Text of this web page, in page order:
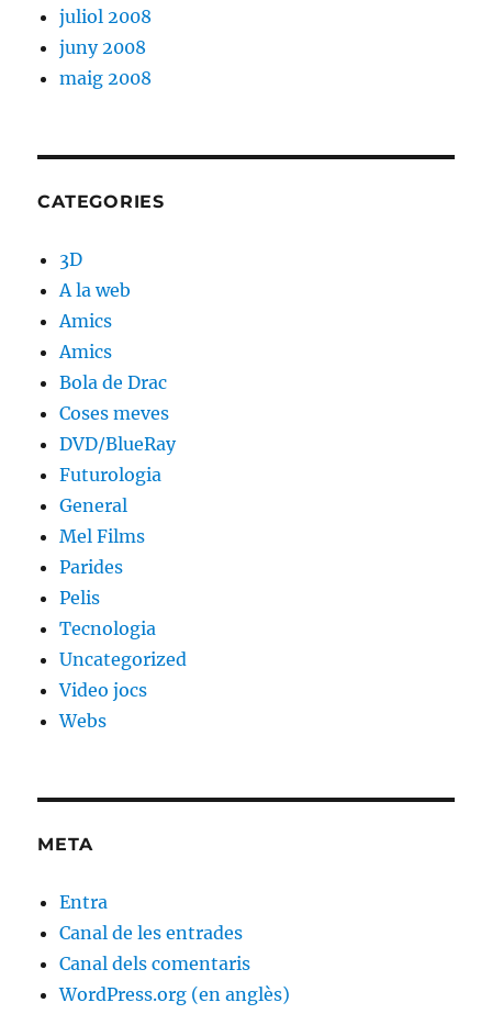
juliol 2008
juny 2008
maig 2008
CATEGORIES
3D
A la web
Amics
Amics
Bola de Drac
Coses meves
DVD/BlueRay
Futurologia
General
Mel Films
Parides
Pelis
Tecnologia
Uncategorized
Video jocs
Webs
META
Entra
Canal de les entrades
Canal dels comentaris
WordPress.org (en anglès)